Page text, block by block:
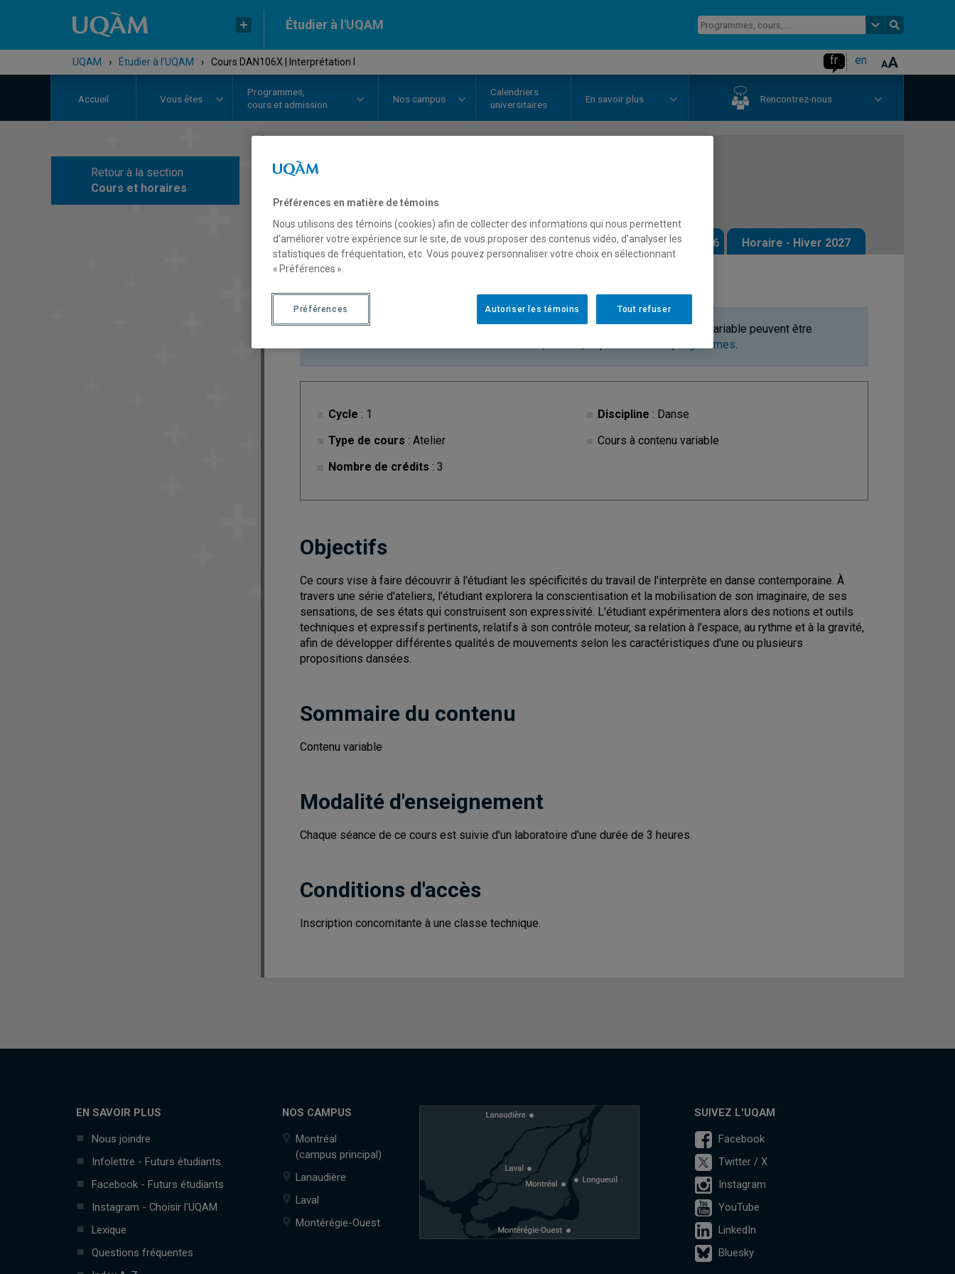
Étudier à l'UQAM
UQAM › Étudier à l'UQAM › Cours DAN106X | Interprétation I fr en
Accueil Vous êtes
Programmes,
cours et admission
Nos campus
Calendriers
universitaires
En savoir plus Rencontrez-nous
Retour à la section
Cours et horaires
Description Horaire - Été 2026 Horaire - Automne 2026 Horaire - Hiver 2027
Ce cours est à contenu variable. Les descriptions des cours à contenu variable peuvent être
sites des facultés, écoles, départements et programmes.
Cycle : 1
Type de cours : Atelier
Nombre de crédits : 3
Discipline : Danse
Cours à contenu variable
Objectifs
Ce cours vise à faire découvrir à l'étudiant les spécificités du travail de l'interprète en danse contemporaine. À
travers une série d'ateliers, l'étudiant explorera la conscientisation et la mobilisation de son imaginaire, de ses
sensations, de ses états qui construisent son expressivité. L'étudiant expérimentera alors des notions et outils
techniques et expressifs pertinents, relatifs à son contrôle moteur, sa relation à l'espace, au rythme et à la gravité,
afin de développer différentes qualités de mouvements selon les caractéristiques d'une ou plusieurs
propositions dansées.
Sommaire du contenu
Contenu variable
Modalité d'enseignement
Chaque séance de ce cours est suivie d'un laboratoire d'une durée de 3 heures.
Conditions d'accès
Inscription concomitante à une classe technique.
EN SAVOIR PLUS
Nous joindre
Infolettre - Futurs étudiants
Facebook - Futurs étudiants
Instagram - Choisir l'UQAM
Lexique
Questions fréquentes
NOS CAMPUS
Montréal
(campus principal)
Lanaudière
Laval
Montérégie-Ouest
SUIVEZ L'UQAM
Facebook
Twitter / X
Instagram
YouTube
LinkedIn
Bluesky
Préférences en matière de témoins
Nous utilisons des témoins (cookies) afin de collecter des informations qui nous permettent
d’améliorer votre expérience sur le site, de vous proposer des contenus vidéo, d’analyser les
statistiques de fréquentation, etc. Vous pouvez personnaliser votre choix en sélectionnant
« Préférences ».
Tout refuser
Autoriser les témoins
Préférences